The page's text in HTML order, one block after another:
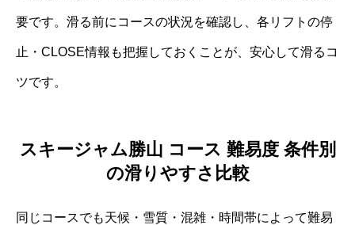
要です。滑る前にコースの状況を確認し、各リフトの停
止・CLOSE情報も把握しておくことが、安心して滑るコ
ツです。
スキージャム勝山 コース 難易度 条件別
の滑りやすさ比較
同じコースでも天候・雪質・混雑・時間帯によって難易